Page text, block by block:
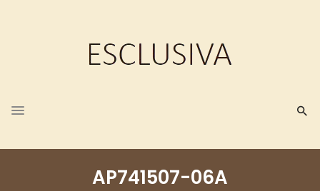
AP741507-06A